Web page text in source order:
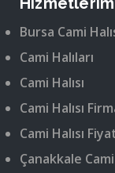
Bursa Cami
Cami Halıları
Cami Halısı
Cami Halısı
Cami Halısı
Çanakkale Cami